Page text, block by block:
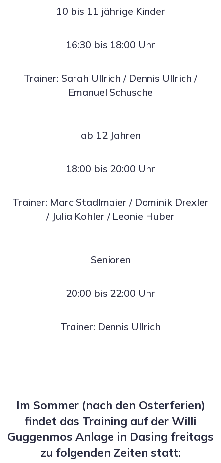
10 bis 11 jährige Kinder
16:30 bis 18:00 Uhr
Trainer: Sarah Ullrich / Dennis Ullrich /
Emanuel Schusche
ab 12 Jahren
18:00 bis 20:00 Uhr
Trainer: Marc Stadlmaier / Dominik Drexler
/ Julia Kohler / Leonie Huber
Senioren
20:00 bis 22:00 Uhr
Trainer: Dennis Ullrich
Im Sommer (nach den Osterferien)
findet das Training auf der Willi
Guggenmos Anlage in Dasing freitags
zu folgenden Zeiten statt: